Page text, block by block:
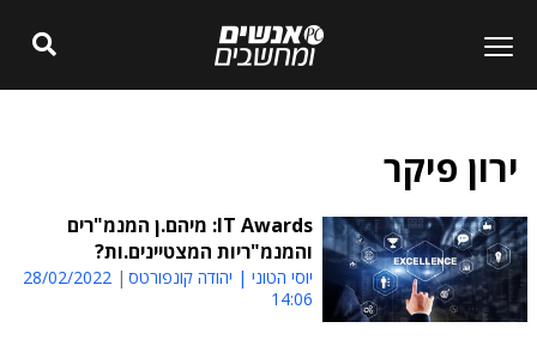
ירון פיקר
IT Awards: מיהם.ן המנמ"רים
והמנמ"ריות המצטיינים.ות?
יוסי הטוני | יהודה קונפורטס
28/02/2022
14:06